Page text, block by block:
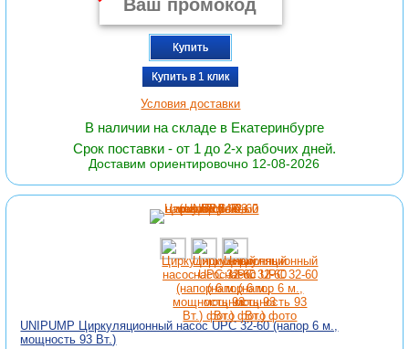
Купить
Купить в 1 клик
Условия доставки
В наличии на складе в Екатеринбурге
Срок поставки - от 1 до 2-х рабочих дней.
Доставим ориентировочно 12-08-2026
UNIPUMP Циркуляционный насос UPС 32-60 (напор 6 м.,
мощность 93 Вт.)